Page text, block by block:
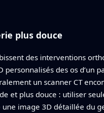
plus douce
des interventions
personnalisés des os
un scanner CT
et plus douce : utiliser
image 3D détaillée du